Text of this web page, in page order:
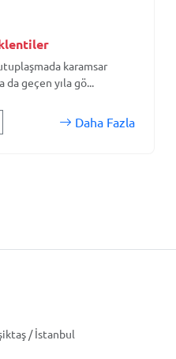
karamsar
geçen yıla gö...
Daha Fazla
/ İstanbul